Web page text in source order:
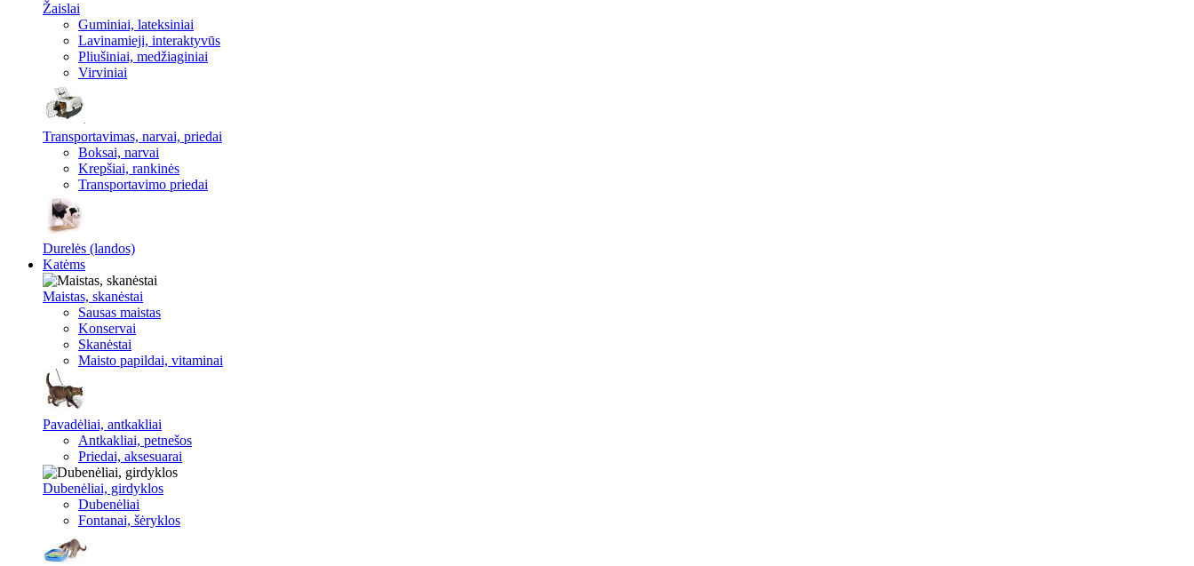
Žaislai
Guminiai, lateksiniai
Lavinamieji, interaktyvūs
Pliušiniai, medžiaginiai
Virviniai
Transportavimas, narvai, priedai
Boksai, narvai
Krepšiai, rankinės
Transportavimo priedai
Durelės (landos)
Katėms
Maistas, skanėstai
Sausas maistas
Konservai
Skanėstai
Maisto papildai, vitaminai
Pavadėliai, antkakliai
Antkakliai, petnešos
Priedai, aksesuarai
Dubenėliai, girdyklos
Dubenėliai
Fontanai, šėryklos